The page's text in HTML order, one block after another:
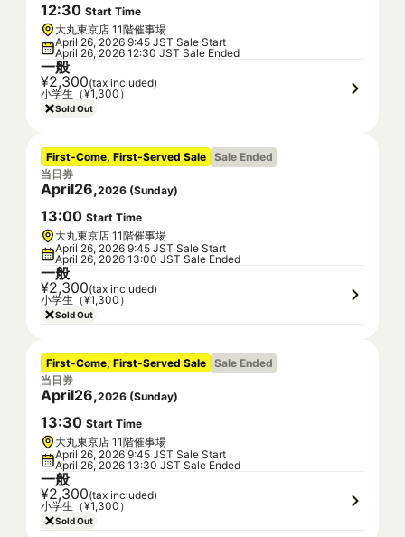
12:30 Start Time
大丸東京店 11階催事場
April 26, 2026 9:45 JST Sale Start
April 26, 2026 12:30 JST Sale Ended
一般
¥2,300(tax included)
小学生（¥1,300）
Sold Out
First-Come, First-Served Sale Sale Ended
当日券
April26,2026 (Sunday)
13:00 Start Time
大丸東京店 11階催事場
April 26, 2026 9:45 JST Sale Start
April 26, 2026 13:00 JST Sale Ended
一般
¥2,300(tax included)
小学生（¥1,300）
Sold Out
First-Come, First-Served Sale Sale Ended
当日券
April26,2026 (Sunday)
13:30 Start Time
大丸東京店 11階催事場
April 26, 2026 9:45 JST Sale Start
April 26, 2026 13:30 JST Sale Ended
一般
¥2,300(tax included)
小学生（¥1,300）
Sold Out